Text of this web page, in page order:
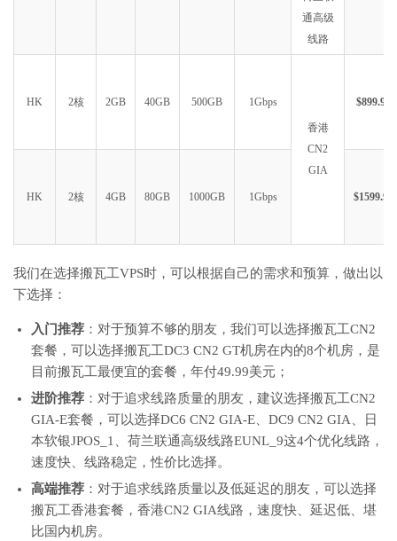
通高级
线路
HK 2核 2GB 40GB 500GB 1Gbps
香港
CN2
GIA
$899.99
HK 2核 4GB 80GB 1000GB 1Gbps $1599.99
我们在选择搬瓦工VPS时，可以根据自己的需求和预算，做出以
下选择：
入门推荐 ：对于预算不够的朋友，我们可以选择搬瓦工CN2
套餐，可以选择搬瓦工DC3 CN2 GT机房在内的8个机房，是
目前搬瓦工最便宜的套餐，年付49.99美元；
进阶推荐 ：对于追求线路质量的朋友，建议选择搬瓦工CN2
GIA-E套餐，可以选择DC6 CN2 GIA-E、DC9 CN2 GIA、日
本软银JPOS_1、荷兰联通高级线路EUNL_9这4个优化线路，
速度快、线路稳定，性价比选择。
高端推荐 ：对于追求线路质量以及低延迟的朋友，可以选择
搬瓦工香港套餐，香港CN2 GIA线路，速度快、延迟低、堪
比国内机房。